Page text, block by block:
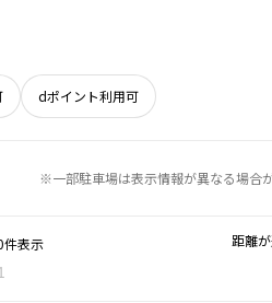
dポイント利用可
※一部駐車場は表示情報が異なる場合
件表示 距離